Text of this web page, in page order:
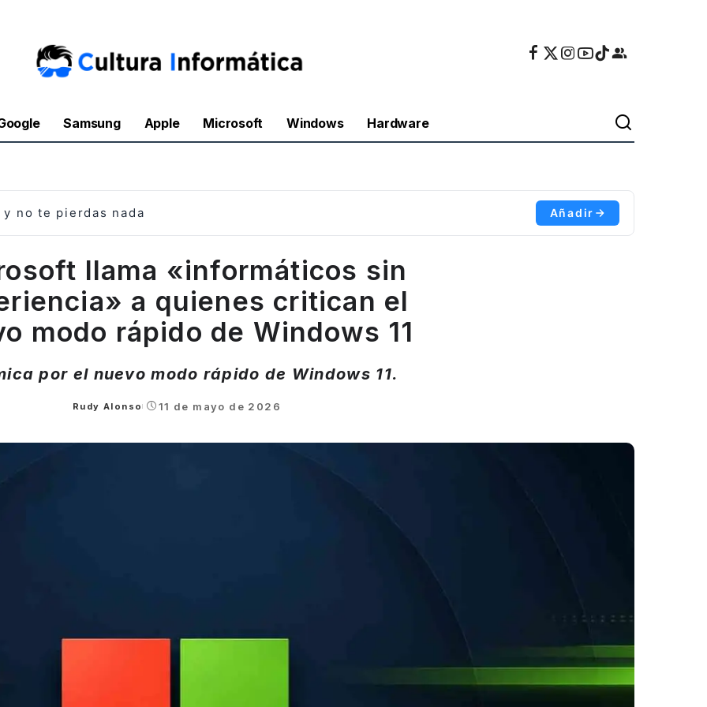
Samsung Apple Microsoft Windows Hardware
y no te pierdas nada Añadir
llama «informáticos sin
a quienes critican el
modo rápido de Windows 11
por el nuevo modo rápido de Windows 11.
Posted
Rudy Alonso 11 de mayo de 2026